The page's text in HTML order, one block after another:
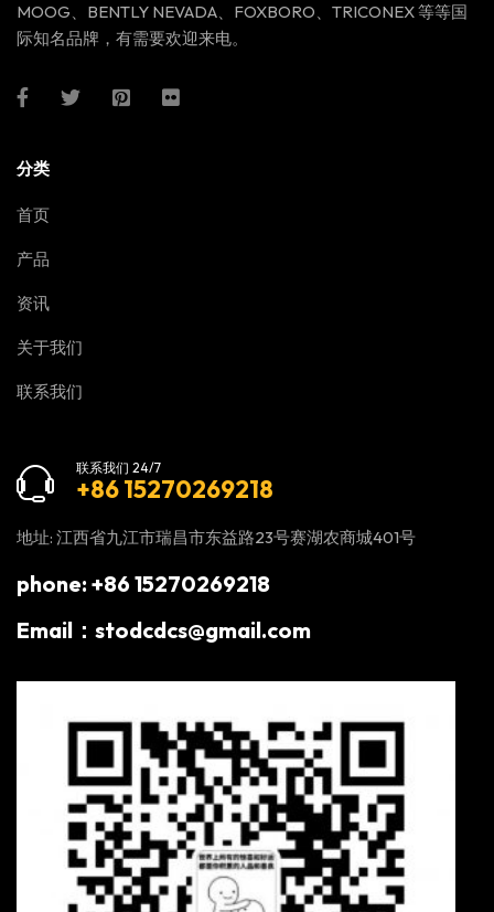
MOOG、BENTLY NEVADA、FOXBORO、TRICONEX 等等国
际知名品牌，有需要欢迎来电。
分类
首页
产品
资讯
关于我们
联系我们
联系我们 24/7
+86 15270269218
地址: 江西省九江市瑞昌市东益路23号赛湖农商城401号
phone: +86 15270269218
Email：stodcdcs@gmail.com